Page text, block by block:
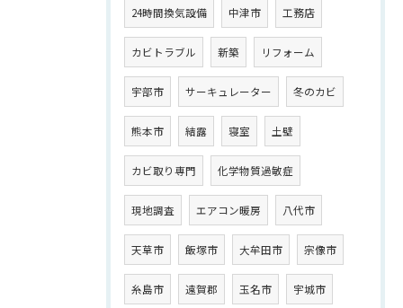
24時間換気設備 中津市 工務店
カビトラブル 新築 リフォーム
宇部市 サーキュレーター 冬のカビ
熊本市 結露 寝室 土壁
カビ取り専門 化学物質過敏症
現地調査 エアコン暖房 八代市
天草市 飯塚市 大牟田市 宗像市
糸島市 遠賀郡 玉名市 宇城市